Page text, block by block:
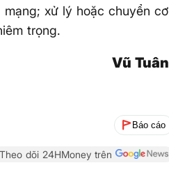
xử lý hoặc chuyển cơ
trọng.
Vũ Tuân
Báo cáo
Theo dõi 24HMoney trên